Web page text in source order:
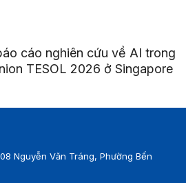
cáo nghiên cứu về AI trong
TESOL 2026 ở Singapore
08 Nguyễn Văn Tráng, Phường Bến